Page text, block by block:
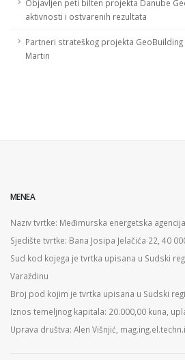
Objavljen peti bilten projekta Danube
aktivnosti i ostvarenih rezultata
Partneri strateškog projekta
Martin
MENEA
Naziv tvrtke: Međimurska energetska
Sjedište tvrtke: Bana Josipa Jelačića 22, 40
Sud kod kojega je tvrtka upisana u Sudski
Varaždinu
Broj pod kojim je tvrtka upisana u Sudski
Iznos temeljnog kapitala: 20.000,00 kuna,
Uprava društva: Alen Višnjić,